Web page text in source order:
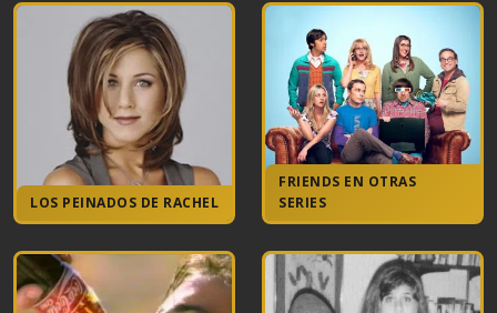
LOS PEINADOS DE RACHEL
FRIENDS EN OTRAS
SERIES